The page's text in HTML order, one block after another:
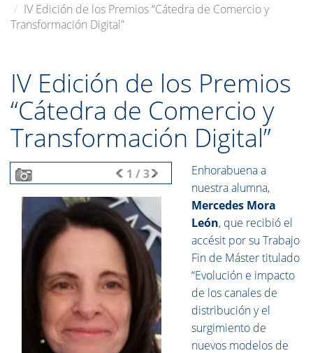
IV Edición de los Premios “Cátedra de Comercio y
Transformación Digital”
IV Edición de los Premios
“Cátedra de Comercio y
Transformación Digital”
1 / 3
Enhorabuena a
nuestra alumna,
Mercedes Mora
León, que recibió el
accésit por su Trabajo
Fin de Máster titulado
“Evolución e impacto
de los canales de
distribución y el
surgimiento de
nuevos modelos de